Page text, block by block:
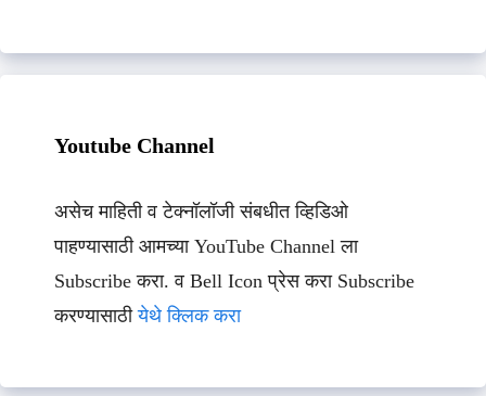
Youtube Channel
असेच माहिती व टेक्नॉलॉजी संबधीत व्हिडिओ
पाहण्यासाठी आमच्या YouTube Channel ला
Subscribe करा. व Bell Icon प्रेस करा Subscribe
करण्यासाठीयेथे क्लिक करा